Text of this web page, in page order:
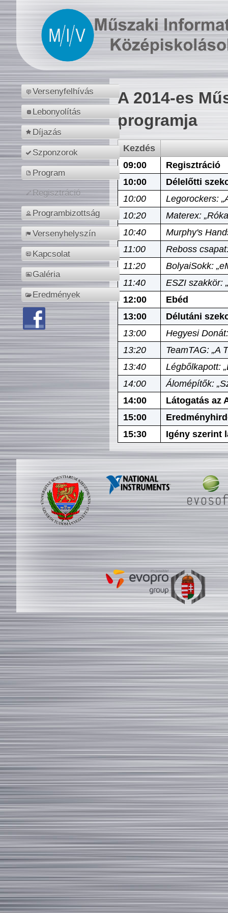
Versenyfelhívás
Lebonyolítás
Díjazás
Szponzorok
Program
Regisztráció
Programbizottság
Versenyhelyszín
Kapcsolat
Galéria
Eredmények
A 2014-es
programja
Kezdés
09:00
Regisztráció
10:00
Délelőtti
10:00
Legorockers:
10:20
Materex:
10:40
Murphy's
11:00
Reboss
11:20
BolyaiSokk:
11:40
ESZI szakkör:
12:00
Ebéd
13:00
Délutáni
13:00
Hegyesi
13:20
TeamTAG: „A
13:40
Légbőlkapott:
14:00
Álomépítők:
14:00
Látogatás az
15:00
15:30
Igény szerint